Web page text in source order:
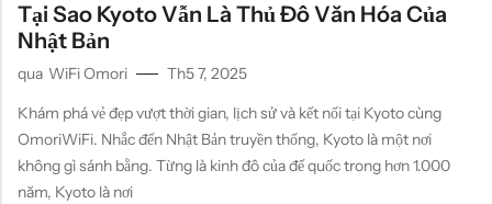
Tại Sao Kyoto Vẫn Là Thủ Đô Văn Hóa Của
Nhật Bản
qua WiFi Omori
Th5 7, 2025
Khám phá vẻ đẹp vượt thời gian, lịch sử và kết nối tại Kyoto cùng
OmoriWiFi. Nhắc đến Nhật Bản truyền thống, Kyoto là một nơi
không gì sánh bằng. Từng là kinh đô của đế quốc trong hơn 1.000
năm, Kyoto là nơi